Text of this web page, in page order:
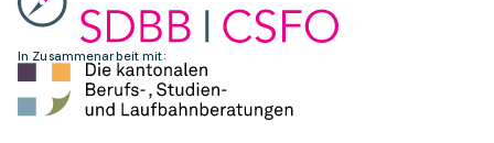
In Zusammenarbeit mit: